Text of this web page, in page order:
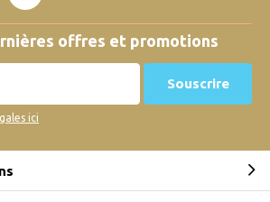
offres et promotions
Souscrire
ici